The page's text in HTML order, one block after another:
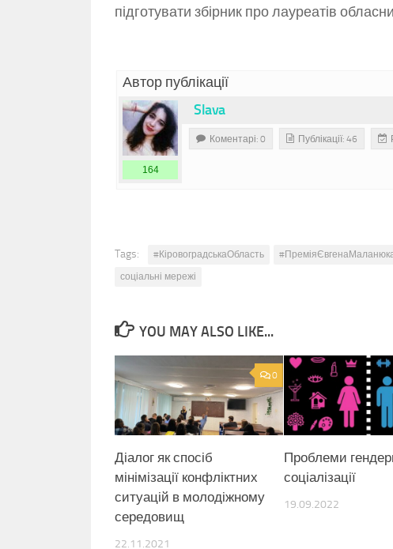
підготувати збірник про лауреатів
Автор публікації
Slava
164
Коментарі: 0 Публікації: 46
Tags: #КіровоградськаОбласть
соціальні мережі
YOU MAY ALSO LIKE...
0
Діалог як спосіб
мінімізації конфліктних
ситуацій в молодіжному
середовищ
22.11.2021
Проблеми
соціалізації
19.09.2022